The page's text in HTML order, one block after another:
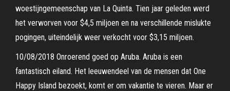
woestijngemeenschap van La Quinta. Tien jaar geleden werd
het verworven voor $4,5 miljoen en na verschillende mislukte
pogingen, uiteindelijk weer verkocht voor $3,15 miljoen.
10/08/2018 Onroerend goed op Aruba. Aruba is een
fantastisch eiland. Het leeuwendeel van de mensen dat One
Happy Island bezoekt, komt er om vakantie te vieren. Maar er